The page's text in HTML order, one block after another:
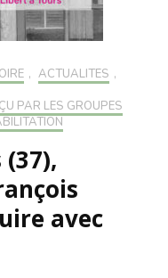
, ACTUALITÉS ,
PAR LES GROUPES
avec